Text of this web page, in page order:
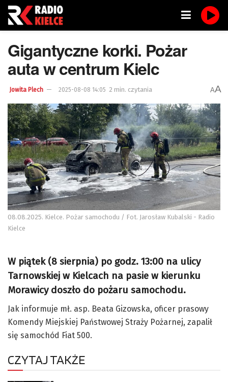
Gigantyczne korki. Pożar
auta w centrum Kielc
Jowita Plech 2025-08-08 14:05 2 min. czytania AA
08.08.2025. Kielce. Pożar samochodu / Fot. Jarosław Kubalski - Radio
Kielce
W piątek (8 sierpnia) po godz. 13:00 na ulicy
Tarnowskiej w Kielcach na pasie w kierunku
Morawicy doszło do pożaru samochodu.
Jak informuje mł. asp. Beata Gizowska, oficer prasowy
Komendy Miejskiej Państwowej Straży Pożarnej, zapalił
się samochód Fiat 500.
CZYTAJ TAKŻE